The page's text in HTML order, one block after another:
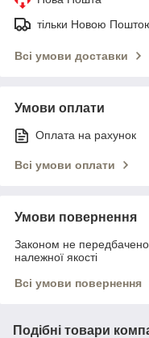
тільки Новою
Всі умови доставки
Умови оплати
Оплата на рахунок
Всі умови оплати
Умови повернення
Законом не
належної якості
Всі умови повернення
Подібні товари